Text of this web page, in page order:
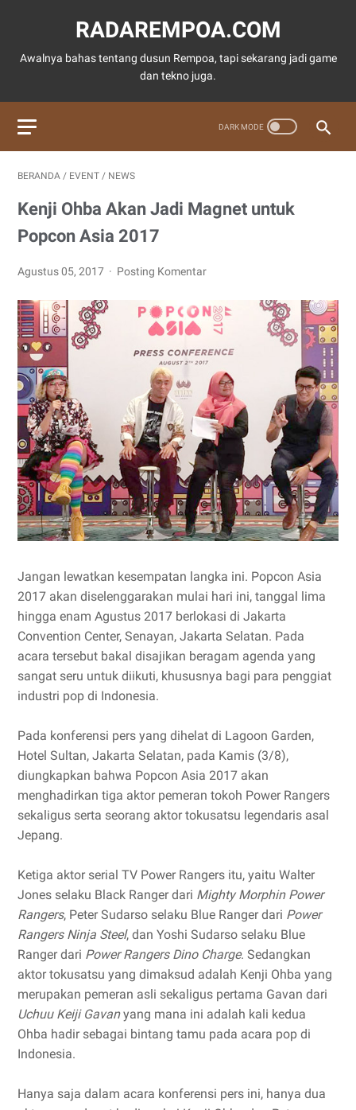
RADAREMPOA.COM
Awalnya bahas tentang dusun Rempoa, tapi sekarang jadi game
dan tekno juga.
BERANDA / EVENT / NEWS
Kenji Ohba Akan Jadi Magnet untuk
Popcon Asia 2017
Agustus 05, 2017 Posting Komentar
Jangan lewatkan kesempatan langka ini. Popcon Asia
2017 akan diselenggarakan mulai hari ini, tanggal lima
hingga enam Agustus 2017 berlokasi di Jakarta
Convention Center, Senayan, Jakarta Selatan. Pada
acara tersebut bakal disajikan beragam agenda yang
sangat seru untuk diikuti, khususnya bagi para penggiat
industri pop di Indonesia.
Pada konferensi pers yang dihelat di Lagoon Garden,
Hotel Sultan, Jakarta Selatan, pada Kamis (3/8),
diungkapkan bahwa Popcon Asia 2017 akan
menghadirkan tiga aktor pemeran tokoh Power Rangers
sekaligus serta seorang aktor tokusatsu legendaris asal
Jepang.
Ketiga aktor serial TV Power Rangers itu, yaitu Walter
Jones selaku Black Ranger dari Mighty Morphin Power
Rangers, Peter Sudarso selaku Blue Ranger dari Power
Rangers Ninja Steel, dan Yoshi Sudarso selaku Blue
Ranger dari Power Rangers Dino Charge. Sedangkan
aktor tokusatsu yang dimaksud adalah Kenji Ohba yang
merupakan pemeran asli sekaligus pertama Gavan dari
Uchuu Keiji Gavanyang mana ini adalah kali kedua
Ohba hadir sebagai bintang tamu pada acara pop di
Indonesia.
Hanya saja dalam acara konferensi pers ini, hanya dua